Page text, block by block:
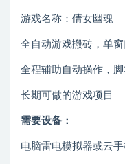
游戏名称：倩女幽魂
全自动游戏搬砖，单
全程辅助自动操作，
长期可做的游戏项目
需要设备：
电脑雷电模拟器或云